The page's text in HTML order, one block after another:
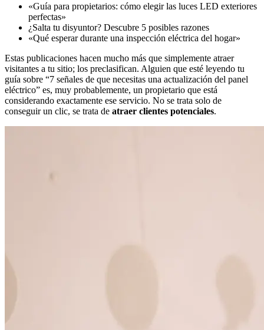
«Guía para propietarios: cómo elegir las luces LED exteriores
perfectas»
¿Salta tu disyuntor? Descubre 5 posibles razones
«Qué esperar durante una inspección eléctrica del hogar»
Estas publicaciones hacen mucho más que simplemente atraer
visitantes a tu sitio; los preclasifican. Alguien que esté leyendo tu
guía sobre “7 señales de que necesitas una actualización del panel
eléctrico” es, muy probablemente, un propietario que está
considerando exactamente ese servicio. No se trata solo de
conseguir un clic, se trata de atraer clientes potenciales.